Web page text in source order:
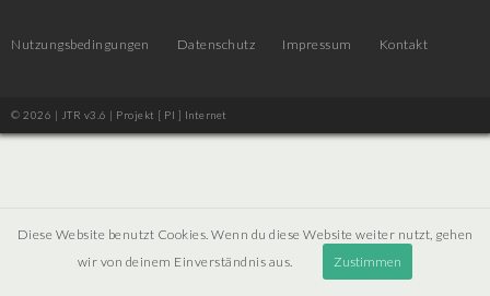
Nutzungsbedingungen Datenschutz Impressum Kontakt
© 2026 | JTR v3.6 | Projekt [ PI ] Internet
Diese Website benutzt Cookies. Wenn du diese Website weiter nutzt, gehen
wir von deinem Einverständnis aus.
Zustimmen